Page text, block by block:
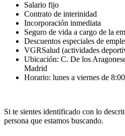
Salario fijo
Contrato de interinidad
Incorporación inmediata
Seguro de vida a cargo de la
Descuentos especiales de
VGRSalud (actividades
Ubicación: C. De los
Madrid
Horario: lunes a viernes de
Si te sientes identificado con lo
persona que estamos buscando.